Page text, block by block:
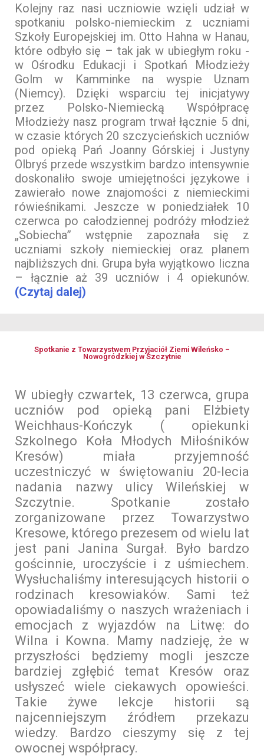
Kolejny raz nasi uczniowie wzięli udział w
spotkaniu polsko-niemieckim z uczniami
Szkoły Europejskiej im. Otto Hahna w Hanau,
które odbyło się – tak jak w ubiegłym roku -
w Ośrodku Edukacji i Spotkań Młodzieży
Golm w Kamminke na wyspie Uznam
(Niemcy). Dzięki wsparciu tej inicjatywy
przez Polsko-Niemiecką Współpracę
Młodzieży nasz program trwał łącznie 5 dni,
w czasie których 20 szczycieńskich uczniów
pod opieką Pań Joanny Górskiej i Justyny
Olbryś przede wszystkim bardzo intensywnie
doskonaliło swoje umiejętności językowe i
zawierało nowe znajomości z niemieckimi
rówieśnikami. Jeszcze w poniedziałek 10
czerwca po całodziennej podróży młodzież
„Sobiecha” wstępnie zapoznała się z
uczniami szkoły niemieckiej oraz planem
najbliższych dni. Grupa była wyjątkowo liczna
– łącznie aż 39 uczniów i 4 opiekunów.
(Czytaj dalej)
Spotkanie z Towarzystwem Przyjaciół Ziemi Wileńsko –
Nowogródzkiej w Szczytnie
W ubiegły czwartek, 13 czerwca, grupa
uczniów pod opieką pani Elżbiety
Weichhaus-Kończyk ( opiekunki
Szkolnego Koła Młodych Miłośników
Kresów) miała przyjemność
uczestniczyć w świętowaniu 20-lecia
nadania nazwy ulicy Wileńskiej w
Szczytnie. Spotkanie zostało
zorganizowane przez Towarzystwo
Kresowe, którego prezesem od wielu lat
jest pani Janina Surgał. Było bardzo
gościnnie, uroczyście i z uśmiechem.
Wysłuchaliśmy interesujących historii o
rodzinach kresowiaków. Sami też
opowiadaliśmy o naszych wrażeniach i
emocjach z wyjazdów na Litwę: do
Wilna i Kowna. Mamy nadzieję, że w
przyszłości będziemy mogli jeszcze
bardziej zgłębić temat Kresów oraz
usłyszeć wiele ciekawych opowieści.
Takie żywe lekcje historii są
najcenniejszym źródłem przekazu
wiedzy. Bardzo cieszymy się z tej
owocnej współpracy.